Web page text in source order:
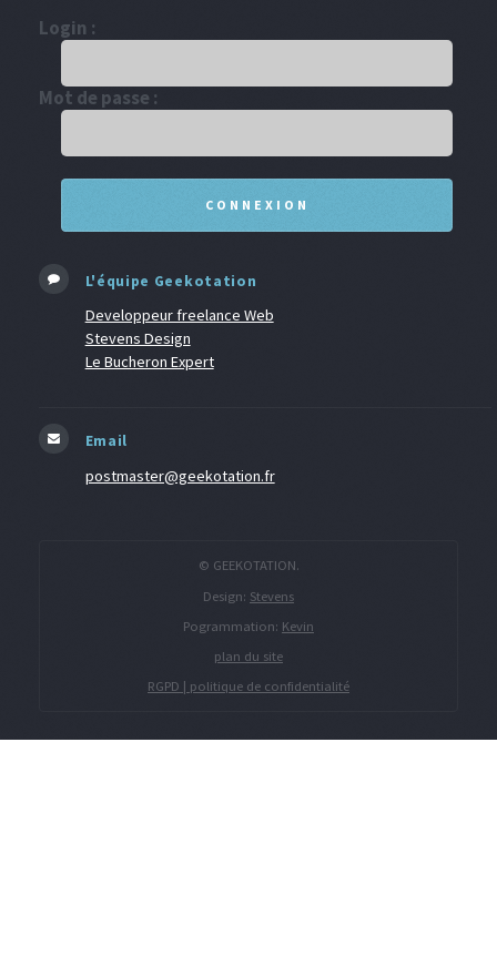
Login :
Mot de passe :
L'équipe Geekotation
Developpeur freelance Web
Stevens Design
Le Bucheron Expert
Email
postmaster@geekotation.fr
© GEEKOTATION.
Design: Stevens
Pogrammation: Kevin
plan du site
RGPD | politique de confidentialité